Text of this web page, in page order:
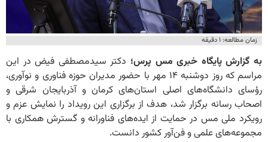
زمان مطالعه: ۱ دقیقه
به گزارش پایگاه خبری مس پرس؛ دکتر سیدمصطفی فیض در این
مراسم که روز دوشنبه ۱۴ مهر با حضور مدیران حوزه فناوری و نوآوری،
رؤسای دانشگاه‌های اصلی استان‌های کرمان و آذربایجان شرقی و
اصحاب رسانه برگزار شد، هدف از برگزاری این رویداد را نمایش عزم و
رویکرد ملی مس در حمایت از ایده‌های فناورانه و گسترش همکاری با
مجموعه‌های علمی و فن‌آور کشور دانست.